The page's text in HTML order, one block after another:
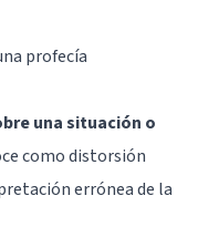
profecía
una situación o
como distorsión
errónea de la